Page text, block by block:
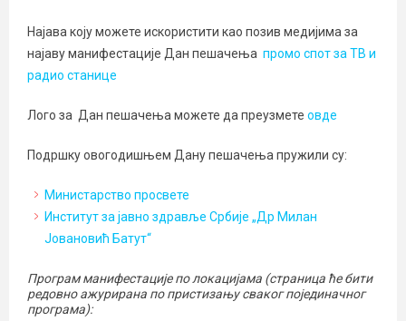
Најава коју можете искористити као позив медијима за
најаву манифестације Дан пешачења промо спот за ТВ и
радио станице
Лого за Дан пешачења можете да преузмете овде
Подршку овогодишњем Дану пешачења пружили су:
Министарство просвете
Институт за јавно здравље Србије „Др Милан
Јовановић Батут“
Програм манифестације по локацијама (страница ће бити
редовно ажурирана по пристизању сваког појединачног
програма):